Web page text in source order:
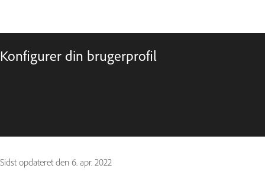
Konfigurer din brugerprofil
Sidst opdateret den 6. apr. 2022